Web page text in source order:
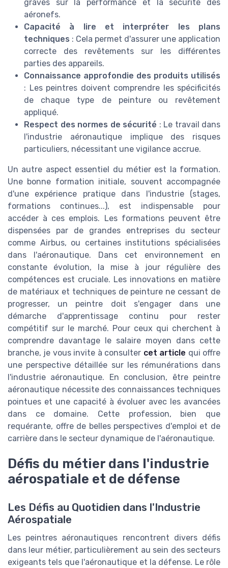
graves sur la performance et la sécurité des
aéronefs.
Capacité à lire et interpréter les plans
techniques : Cela permet d'assurer une application
correcte des revêtements sur les différentes
parties des appareils.
Connaissance approfondie des produits utilisés
: Les peintres doivent comprendre les spécificités
de chaque type de peinture ou revêtement
appliqué.
Respect des normes de sécurité : Le travail dans
l'industrie aéronautique implique des risques
particuliers, nécessitant une vigilance accrue.
Un autre aspect essentiel du métier est la formation.
Une bonne formation initiale, souvent accompagnée
d'une expérience pratique dans l'industrie (stages,
formations continues...), est indispensable pour
accéder à ces emplois. Les formations peuvent être
dispensées par de grandes entreprises du secteur
comme Airbus, ou certaines institutions spécialisées
dans l'aéronautique. Dans cet environnement en
constante évolution, la mise à jour régulière des
compétences est cruciale. Les innovations en matière
de matériaux et techniques de peinture ne cessant de
progresser, un peintre doit s'engager dans une
démarche d'apprentissage continu pour rester
compétitif sur le marché. Pour ceux qui cherchent à
comprendre davantage le salaire moyen dans cette
branche, je vous invite à consulter cet article qui offre
une perspective détaillée sur les rémunérations dans
l'industrie aéronautique. En conclusion, être peintre
aéronautique nécessite des connaissances techniques
pointues et une capacité à évoluer avec les avancées
dans ce domaine. Cette profession, bien que
requérante, offre de belles perspectives d'emploi et de
carrière dans le secteur dynamique de l'aéronautique.
Défis du métier dans l'industrie
aérospatiale et de défense
Les Défis au Quotidien dans l'Industrie
Aérospatiale
Les peintres aéronautiques rencontrent divers défis
dans leur métier, particulièrement au sein des secteurs
exigeants tels que l'aéronautique et la défense. Le rôle